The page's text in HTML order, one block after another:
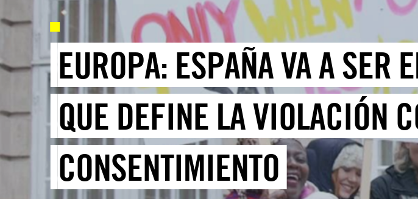
EUROPA: ESPAÑA VA A SER
QUE DEFINE LA VIOLACIÓN
CONSENTIMIENTO